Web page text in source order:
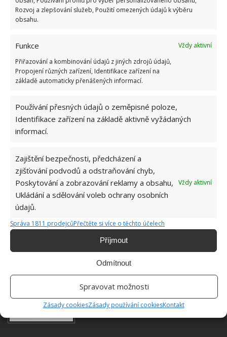
Rozvoj a zlepšování služeb, Použití omezených údajů k výběru
obsahu.
Funkce
Vždy aktivní
Přiřazování a kombinování údajů z jiných zdrojů údajů,
Propojení různých zařízení, Identifikace zařízení na
základě automaticky přenášených informací.
Používání přesných údajů o zeměpisné poloze,
Identifikace zařízení na základě aktivně vyžádaných
informací.
Zajištění bezpečnosti, předcházení a
zjišťování podvodů a odstraňování chyb,
Poskytování a zobrazování reklamy a obsahu,
Ukládání a sdělování voleb ochrany osobních
údajů.
Vždy aktivní
Správa 1811 prodejcůPřečtěte si více o těchto účelech
Příjmout
Odmítnout
Spravovat možnosti
Zásady cookiesZásady používání cookiesKontakt
„patra“, kde jsou nyní dvě ložnice.
ALTERNATIVNÍ BYDLENÍ ŠKOLNÍ AUTOBUS
Jiří Kolář
Absolvent České zemědělské
univerzity, který je již od malička
velkým kutilem. V podstatě vše, co je
možné najít v j...[Více o autorovi]